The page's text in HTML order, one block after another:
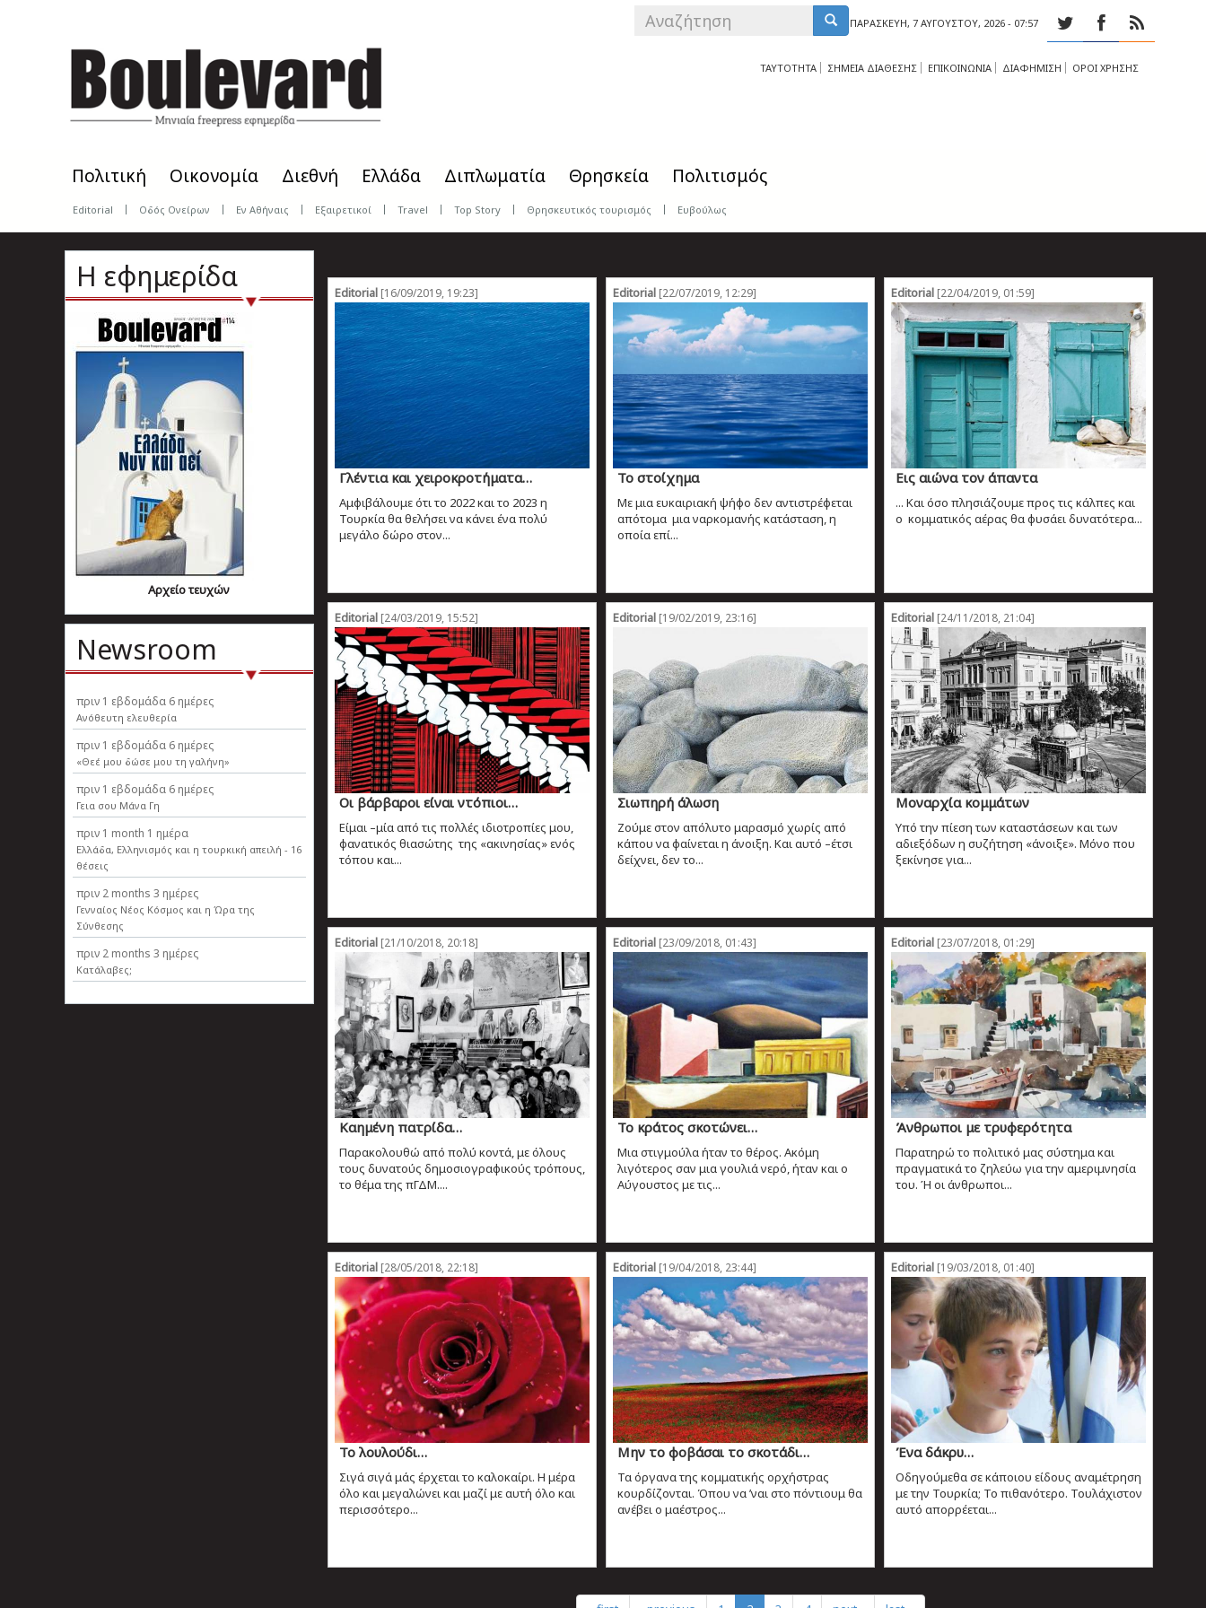
ΠΑΡΑΣΚΕΥΉ, 7 ΑΥΓΟΎΣΤΟΥ, 2026 - 07:57
SEARCH
ΤΑΥΤΟΤΗΤΑ ΣΗΜΕΙΑ ΔΙΑΘΕΣΗΣ ΕΠΙΚΟΙΝΩΝΙΑ ΔΙΑΦΗΜΙΣΗ ΟΡΟΙ ΧΡΗΣΗΣ
Πολιτική Οικονομία Διεθνή Ελλάδα Διπλωματία Θρησκεία Πολιτισμός
Editorial Οδός Ονείρων Εν Αθήναις Εξαιρετικοί Travel Top Story Θρησκευτικός τουρισμός Ευβούλως
Η εφημερίδα
Αρχείο τευχών
Newsroom
πριν 1 εβδομάδα 6 ημέρες
Ανόθευτη ελευθερία
πριν 1 εβδομάδα 6 ημέρες
«Θεέ μου δώσε μου τη γαλήνη»
πριν 1 εβδομάδα 6 ημέρες
Γεια σου Μάνα Γη
πριν 1 month 1 ημέρα
Ελλάδα, Ελληνισµός και η τουρκική απειλή - 16
θέσεις
πριν 2 months 3 ημέρες
Γενναίος Νέος Κόσμος και η Ώρα της
Σύνθεσης
πριν 2 months 3 ημέρες
Κατάλαβες;
Editorial[16/09/2019, 19:23]
Γλέντια και χειροκροτήματα…
Αμφιβάλουμε ότι το 2022 και το 2023 η
Τουρκία θα θελήσει να κάνει ένα πολύ
μεγάλο δώρο στον...
Editorial[22/07/2019, 12:29]
Το στοίχημα
Με μια ευκαιριακή ψήφο δεν αντιστρέφεται
απότομα μια ναρκομανής κατάσταση, η
οποία επί...
Editorial[22/04/2019, 01:59]
Εις αιώνα τον άπαντα
... Και όσο πλησιάζουμε προς τις κάλπες και
ο κομματικός αέρας θα φυσάει δυνατότερα...
Editorial[24/03/2019, 15:52]
Οι βάρβαροι είναι ντόπιοι…
Είμαι –μία από τις πολλές ιδιοτροπίες μου,
φανατικός θιασώτης της «ακινησίας» ενός
τόπου και...
Editorial[19/02/2019, 23:16]
Σιωπηρή άλωση
Ζούμε στον απόλυτο μαρασμό χωρίς από
κάπου να φαίνεται η άνοιξη. Και αυτό –έτσι
δείχνει, δεν το...
Editorial[24/11/2018, 21:04]
Μοναρχία κομμάτων
Υπό την πίεση των καταστάσεων και των
αδιεξόδων η συζήτηση «άνοιξε». Μόνο που
ξεκίνησε για...
Editorial[21/10/2018, 20:18]
Καημένη πατρίδα…
Παρακολουθώ από πολύ κοντά, με όλους
τους δυνατούς δημοσιογραφικούς τρόπους,
το θέμα της πΓΔΜ....
Editorial[23/09/2018, 01:43]
Το κράτος σκοτώνει…
Μια στιγμούλα ήταν το θέρος. Ακόμη
λιγότερος σαν μια γουλιά νερό, ήταν και ο
Αύγουστος με τις...
Editorial[23/07/2018, 01:29]
Άνθρωποι με τρυφερότητα
Παρατηρώ το πολιτικό μας σύστημα και
πραγματικά το ζηλεύω για την αμεριμνησία
του. Ή οι άνθρωποι...
Editorial[28/05/2018, 22:18]
Το λουλούδι…
Σιγά σιγά μάς έρχεται το καλοκαίρι. Η μέρα
όλο και μεγαλώνει και μαζί με αυτή όλο και
περισσότερο...
Editorial[19/04/2018, 23:44]
Μην το φοβάσαι το σκοτάδι…
Τα όργανα της κομματικής ορχήστρας
κουρδίζονται. Όπου να ’ναι στο πόντιουμ θα
ανέβει ο μαέστρος...
Editorial[19/03/2018, 01:40]
Ένα δάκρυ…
Οδηγούμεθα σε κάποιου είδους αναμέτρηση
με την Τουρκία; Το πιθανότερο. Τουλάχιστον
αυτό απορρέεται...